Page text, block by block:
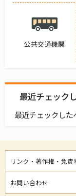
公共交通機関
最近チェック
最近チェックした
リンク・著作権・免責
お問い合わせ